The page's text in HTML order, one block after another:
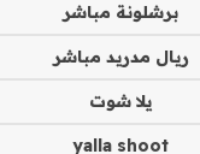
برشلونة مباشر
ريال مدريد مباشر
يلا شوت
yalla shoot